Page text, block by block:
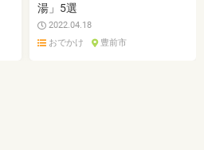
湯」5選
2022.04.18
おでかけ
豊前市